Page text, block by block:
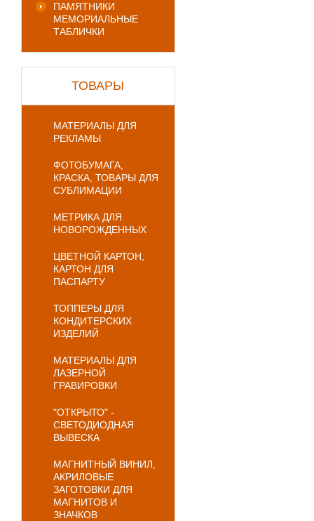
ПАМЯТНИКИ
МЕМОРИАЛЬНЫЕ
ТАБЛИЧКИ
ТОВАРЫ
МАТЕРИАЛЫ ДЛЯ
РЕКЛАМЫ
ФОТОБУМАГА,
КРАСКА, ТОВАРЫ ДЛЯ
СУБЛИМАЦИИ
МЕТРИКА ДЛЯ
НОВОРОЖДЕННЫХ
ЦВЕТНОЙ КАРТОН,
КАРТОН ДЛЯ
ПАСПАРТУ
ТОППЕРЫ ДЛЯ
КОНДИТЕРСКИХ
ИЗДЕЛИЙ
МАТЕРИАЛЫ ДЛЯ
ЛАЗЕРНОЙ
ГРАВИРОВКИ
"ОТКРЫТО" -
СВЕТОДИОДНАЯ
ВЫВЕСКА
МАГНИТНЫЙ ВИНИЛ,
АКРИЛОВЫЕ
ЗАГОТОВКИ ДЛЯ
МАГНИТОВ И
ЗНАЧКОВ